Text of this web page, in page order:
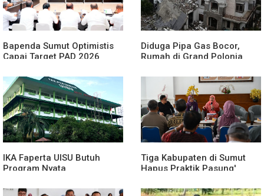
Bapenda Sumut Optimistis
Capai Target PAD 2026
Diduga Pipa Gas Bocor,
Rumah di Grand Polonia
IKA Faperta UISU Butuh
Program Nyata
Tiga Kabupaten di Sumut
Hapus Praktik Pasung'